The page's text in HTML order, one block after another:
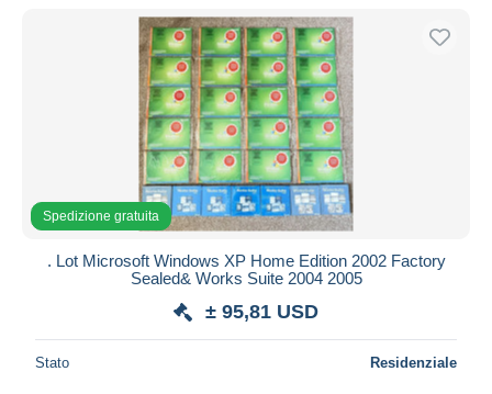
Spedizione gratuita
. Lot Microsoft Windows XP Home Edition 2002 Factory
Sealed& Works Suite 2004 2005
± 95,81 USD
Stato Residenziale